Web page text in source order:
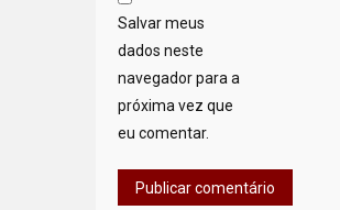
Salvar meus
dados neste
navegador para a
próxima vez que
eu comentar.